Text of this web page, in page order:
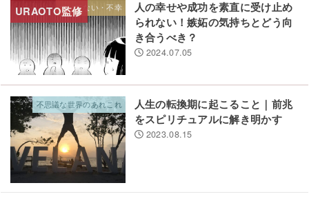
ついてない・不幸
人の幸せや成功を素直に受け止め
られない！嫉妬の気持ちとどう向
き合うべき？
2024.07.05
不思議な世界のあれこれ
人生の転換期に起こること｜前兆
をスピリチュアルに解き明かす
2023.08.15